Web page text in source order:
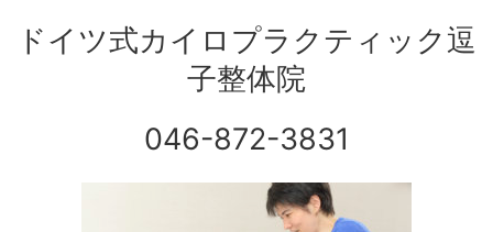
ドイツ式カイロプラクティック逗
子整体院
046-872-3831